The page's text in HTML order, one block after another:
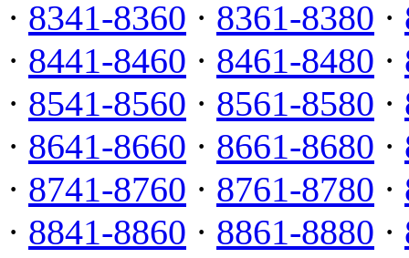
· 8341-8360 · 8361-8380 ·
· 8441-8460 · 8461-8480 ·
· 8541-8560 · 8561-8580 ·
· 8641-8660 · 8661-8680 ·
· 8741-8760 · 8761-8780 ·
· 8841-8860 · 8861-8880 ·